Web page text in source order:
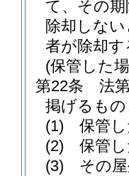
て、その
除却しな
者が除却
(保管した
第22条
法
掲げるも
(1)
保管
(2)
保管
(3)
その